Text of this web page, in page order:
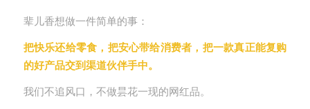
辈儿香想做一件简单的事：
把快乐还给零食，把安心带给消费者，把一款真正能复购
的好产品交到渠道伙伴手中。
我们不追风口，不做昙花一现的网红品。